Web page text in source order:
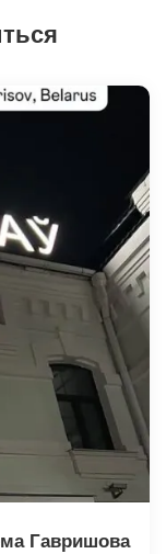
Гавришова